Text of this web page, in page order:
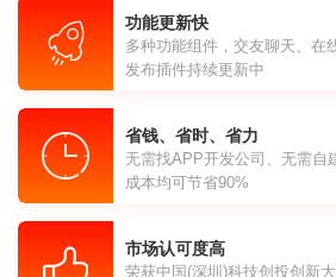
功能更新快
多种功能组件，交友聊天、在
发布插件持续更新中
省钱、省时、省力
无需找APP开发公司、无需自
成本均可节省90%
市场认可度高
荣获中国(深圳)科技创投创新